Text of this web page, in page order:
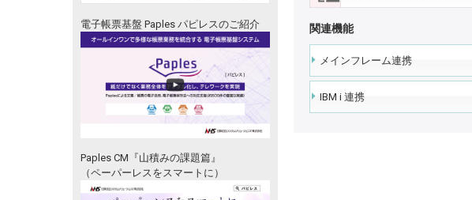
関連機能
メインフレーム連携
IBM i 連携
電子帳票基盤 Paples パピレスのご紹介
Paples CM『山積みの課題篇』
（ペーパーレスをスマートに）